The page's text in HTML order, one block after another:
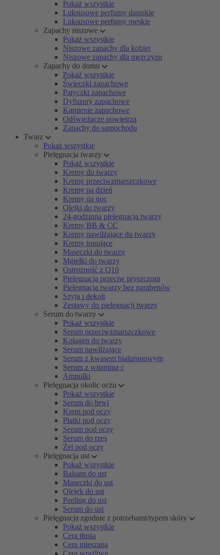
Pokaż wszystkie
Luksusowe perfumy damskie
Luksusowe perfumy męskie
Zapachy niszowe
Pokaż wszystkie
Niszowe zapachy dla kobiet
Niszowe zapachy dla mężczyzn
Zapachy do domu
Pokaż wszystkie
Świeczki zapachowe
Patyczki zapachowe
Dyfuzory zapachowe
Kamienie zapachowe
Odświeżacze powietrza
Zapachy do samochodu
Twarz
Pokaż wszystkie
Pielęgnacja twarzy
Pokaż wszystkie
Kremy do twarzy
Kremy przeciwzmarszczkowe
Kremy na dzień
Kremy na noc
Olejki do twarzy
24-godzinna pielęgnacja twarzy
Kremy BB & CC
Kremy nawilżające do twarzy
Kremy tonujące
Maseczki do twarzy
Mgiełki do twarzy
Ostrożność z Q10
Pielęgnacja przeciw pryszczom
Pielęgnacja twarzy bez parabenów
Szyja i dekolt
Zestawy do pielęgnacji twarzy
Serum do twarzy
Pokaż wszystkie
Serum przeciwzmarszczkowe
Kolagen do twarzy
Serum nawilżające
Serum z kwasem hialuronowym
Serum z witaminą c
Ampułki
Pielęgnacja okolic oczu
Pokaż wszystkie
Serum do brwi
Krem pod oczy
Płatki pod oczy
Serum pod oczy
Serum do rzęs
Żel pod oczy
Pielęgnacja ust
Pokaż wszystkie
Balsam do ust
Maseczki do ust
Olejek do ust
Peeling do ust
Serum do ust
Pielęgnacja zgodnie z potrzebami/typem skóry
Pokaż wszystkie
Cera tłusta
Cera mieszana
Cera wrażliwa